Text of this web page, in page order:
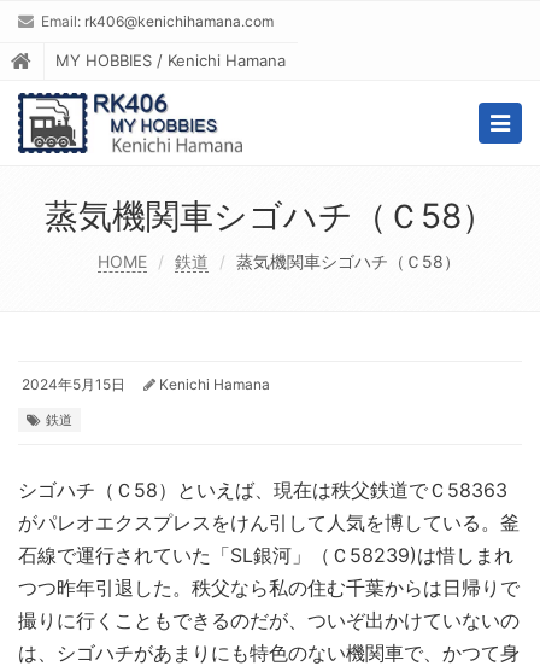
Email: rk406@kenichihamana.com
MY HOBBIES / Kenichi Hamana
蒸気機関車シゴハチ（Ｃ58）
HOME 鉄道 蒸気機関車シゴハチ（Ｃ58）
2024年5月15日 Kenichi Hamana
鉄道
シゴハチ（Ｃ58）といえば、現在は秩父鉄道でＣ58363
がパレオエクスプレスをけん引して人気を博している。釜
石線で運行されていた「SL銀河」（Ｃ58239)は惜しまれ
つつ昨年引退した。秩父なら私の住む千葉からは日帰りで
撮りに行くこともできるのだが、ついぞ出かけていないの
は、シゴハチがあまりにも特色のない機関車で、かつて身